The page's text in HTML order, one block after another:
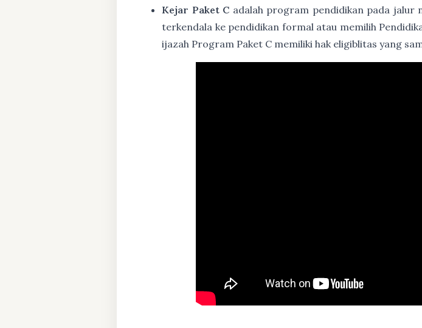
Kejar Paket C adalah program pendidikan pada jalur
terkendala ke pendidikan formal atau memilih
ijazah Program Paket C memiliki hak eligiblitas yang